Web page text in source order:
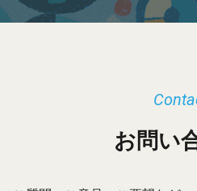
お問い